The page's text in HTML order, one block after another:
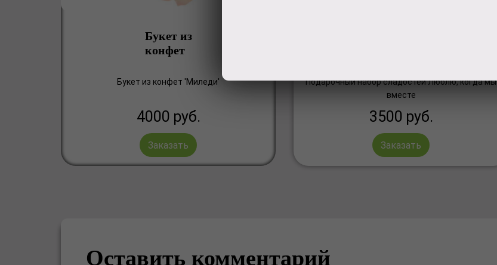
Букет из
конфет
Букет из конфет 'Миледи'
4000 руб.
Заказать
Подарочный набор сладостей Люблю, когда мы
вместе
3500 руб.
Заказать
Оставить комментарий